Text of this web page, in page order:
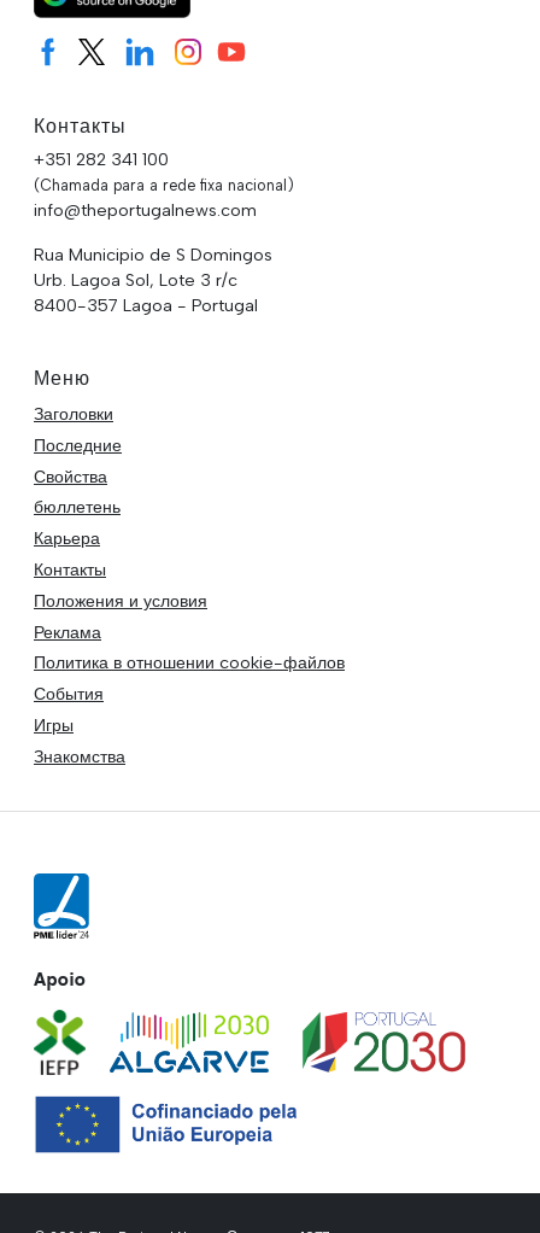
Контакты
+351 282 341 100
(Chamada para a rede fixa nacional)
info@theportugalnews.com
Rua Municipio de S Domingos
Urb. Lagoa Sol, Lote 3 r/c
8400-357 Lagoa - Portugal
Меню
Заголовки
Последние
Свойства
бюллетень
Карьера
Контакты
Положения и условия
Реклама
Политика в отношении cookie-файлов
События
Игры
Знакомства
Apoio